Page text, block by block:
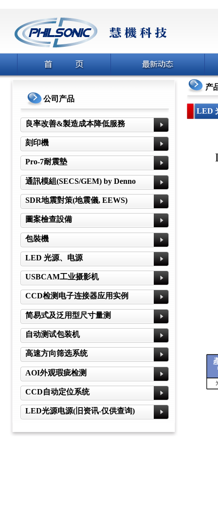
产
LED
公司产品
良率改善&製造成本降低服務
刻印機
Pro-7耐震墊
通訊模組(SECS/GEM) by Denno
SDR地震對策(地震儀, EEWS)
圖案檢查設備
包裝機
LED 光源、电源
USBCAM工业摄影机
CCD检测电子连接器应用实例
简易式及泛用型尺寸量测
自动测试包装机
高速方向筛选系统
AOI外观瑕疵检测
CCD自动定位系统
LED光源电源(旧资讯-仅供查询)